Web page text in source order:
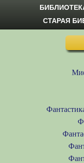
СТАРАЯ